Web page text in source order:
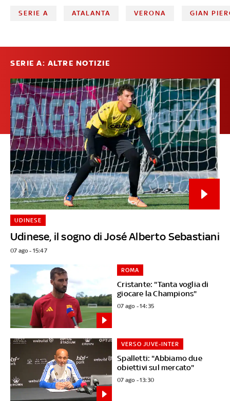
SERIE A ATALANTA VERONA GIAN
SERIE A: ALTRE NOTIZIE
Udinese, il sogno di José Alberto Sebastiani
UDINESE
07 ago - 15:47
Cristante: "Tanta voglia di
giocare la Champions"
ROMA
07 ago - 14:35
Spalletti: "Abbiamo due
obiettivi sul mercato"
VERSO JUVE-INTER
07 ago - 13:30